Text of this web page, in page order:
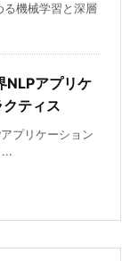
機械学習と深層
NLPアプリケ
ティス
プリケーション